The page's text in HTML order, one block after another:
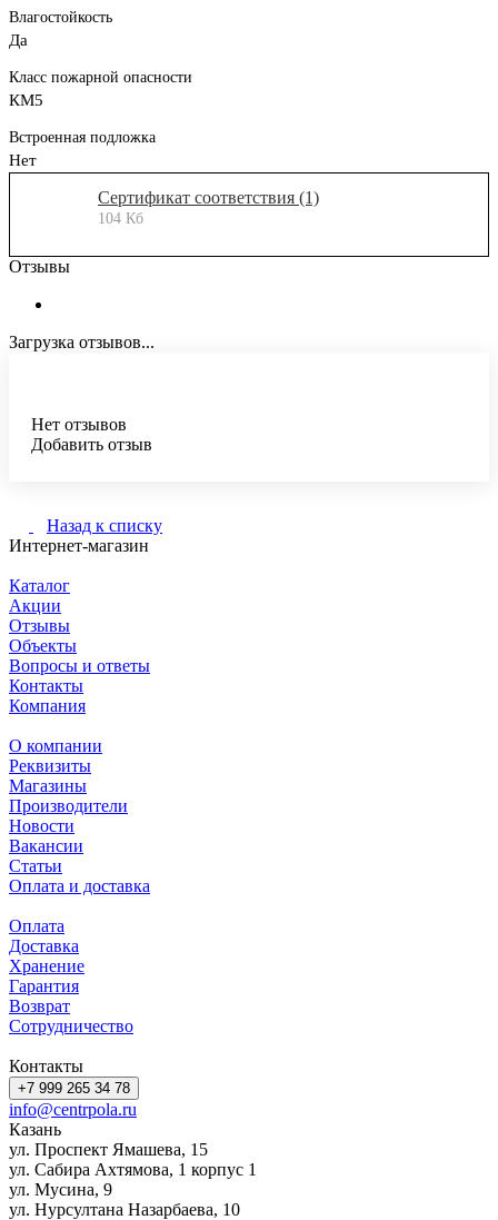
Влагостойкость
Да
Класс пожарной опасности
КМ5
Встроенная подложка
Нет
Сертификат соответствия (1)
104 Кб
Отзывы
Загрузка отзывов...
Нет отзывов
Добавить отзыв
Назад к списку
Интернет-магазин
Каталог
Акции
Отзывы
Объекты
Вопросы и ответы
Контакты
Компания
О компании
Реквизиты
Магазины
Производители
Новости
Вакансии
Статьи
Оплата и доставка
Оплата
Доставка
Хранение
Гарантия
Возврат
Сотрудничество
Контакты
+7 999 265 34 78
info@centrpola.ru
Казань
ул. Проспект Ямашева, 15
ул. Сабира Ахтямова, 1 корпус 1
ул. Мусина, 9
ул. Нурсултана Назарбаева, 10